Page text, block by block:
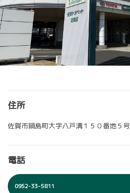
住所
佐賀市鍋島町大字八戸溝１５０番地５号
電話
0952-33-5811